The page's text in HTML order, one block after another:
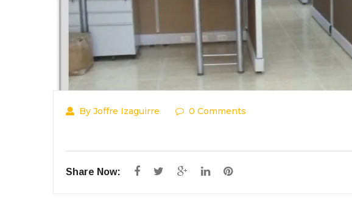
By Joffre Izaguirre 0 Comments
Share Now: